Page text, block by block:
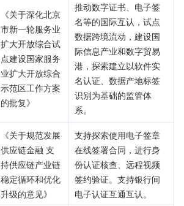
《关于深化北京
市新一轮服务业
扩大开放综合试
点建设国家服务
业扩大开放综合
示范区工作方案
的批复》
推动数字证书、电子签
名等的国际互认，试点
数据跨境流动，建设国
际信息产业和数字贸易
港，探索建立以软件实
名认证、数据产地标签
识别为基础的监管体
系。
《关于规范发展
供应链金融 支
持供应链产业链
稳定循环和优化
升级的意见》
支持探索使用电子签章
在线签署合同，进行身
份认证核查、远程视频
签约验证。支持银行间
电子认证互通互认。